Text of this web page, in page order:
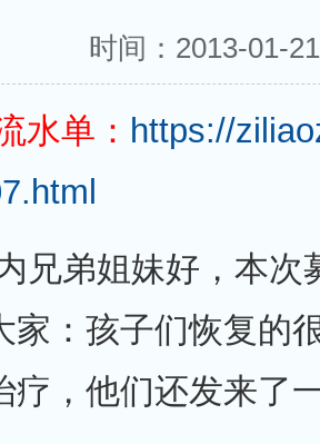
时间：2013-01-
水单： https://
姐妹好，本次募
家：孩子们恢复的
疗，他们还发来了